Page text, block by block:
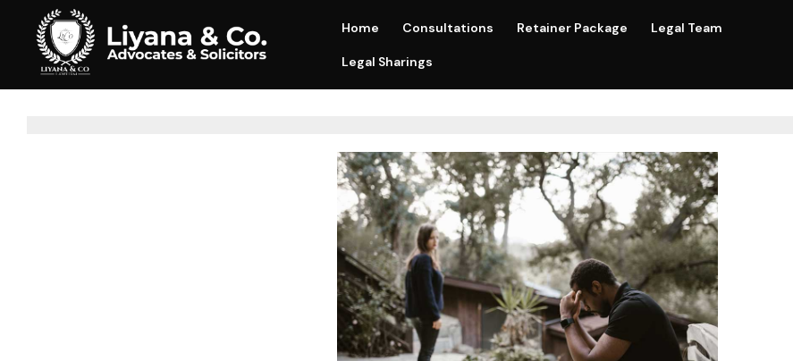
Home Consultations Retainer Package Legal Team
Legal Sharings